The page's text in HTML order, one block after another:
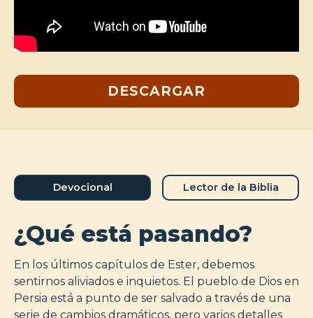
DESCARGAR
Devocional Lector de la Biblia
¿Qué está pasando?
En los últimos capítulos de Ester, debemos
sentirnos aliviados e inquietos. El pueblo de Dios en
Persia está a punto de ser salvado a través de una
serie de cambios dramáticos, pero varios detalles